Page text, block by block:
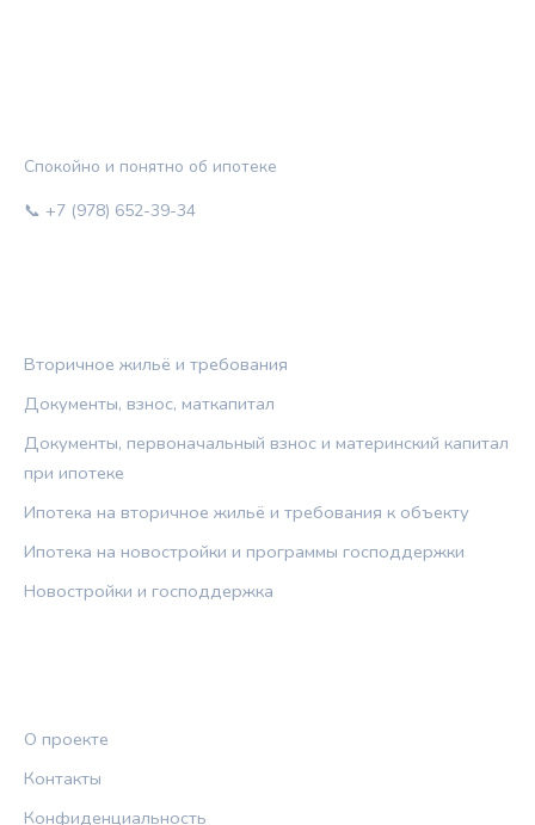
Спокойно и понятно об ипотеке
📞 +7 (978) 652-39-34
Вторичное жильё и требования
Документы, взнос, маткапитал
Документы, первоначальный взнос и материнский капитал
при ипотеке
Ипотека на вторичное жильё и требования к объекту
Ипотека на новостройки и программы господдержки
Новостройки и господдержка
О проекте
Контакты
Конфиденциальность